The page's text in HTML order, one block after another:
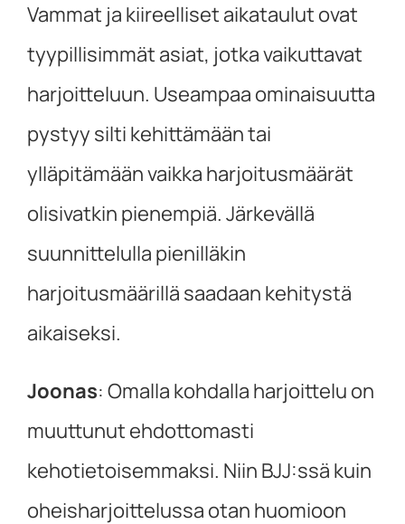
Vammat ja kiireelliset aikataulut ovat
tyypillisimmät asiat, jotka vaikuttavat
harjoitteluun. Useampaa ominaisuutta
pystyy silti kehittämään tai
ylläpitämään vaikka harjoitusmäärät
olisivatkin pienempiä. Järkevällä
suunnittelulla pienilläkin
harjoitusmäärillä saadaan kehitystä
aikaiseksi.
Joonas: Omalla kohdalla harjoittelu on
muuttunut ehdottomasti
kehotietoisemmaksi. Niin BJJ:ssä kuin
oheisharjoittelussa otan huomioon